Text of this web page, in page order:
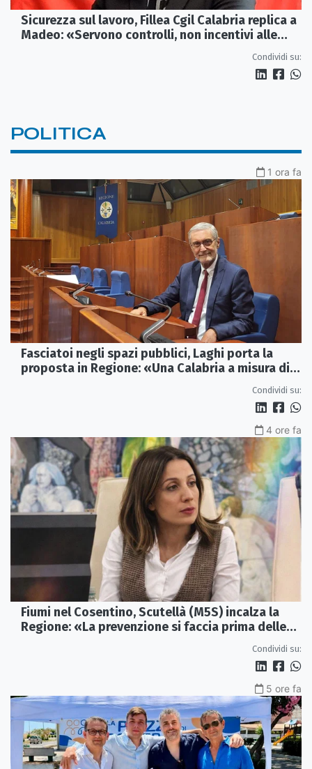
Sicurezza sul lavoro, Fillea Cgil Calabria replica a
Madeo: «Servono controlli, non incentivi alle
Condividi su:
POLITICA
1 ora fa
Fasciatoi negli spazi pubblici, Laghi porta la
proposta in Regione: «Una Calabria a misura di
Condividi su:
4 ore fa
Fiumi nel Cosentino, Scutellà (M5S) incalza la
Regione: «La prevenzione si faccia prima delle
Condividi su:
5 ore fa